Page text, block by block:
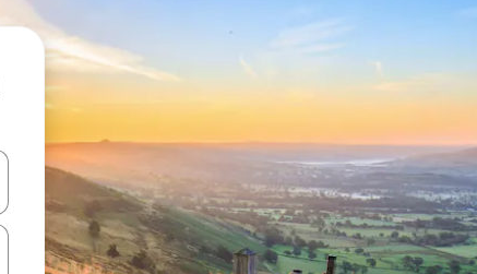
piletasterne op og ned eller se mere ved at trykke eller stryge.